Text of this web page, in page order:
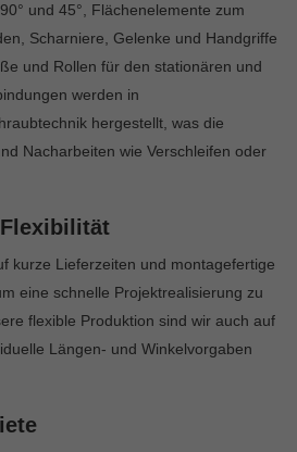
und 45°, Flächenelemente zum
Scharniere, Gelenke und Handgriffe
und Rollen für den stationären und
werden in
hergestellt, was die
Nacharbeiten wie Verschleifen oder
kurze Lieferzeiten und montagefertige
eine schnelle Projektrealisierung zu
flexible Produktion sind wir auch auf
Längen- und Winkelvorgaben